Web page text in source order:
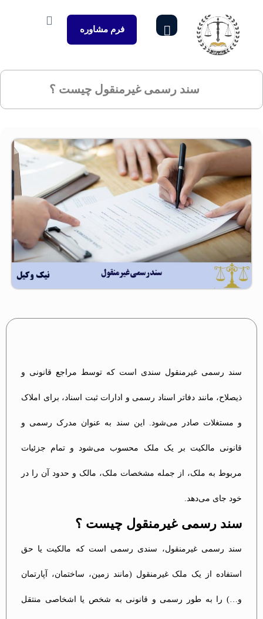
فرم مشاوره
سند رسمی غیرمنقول چیست ؟
سند رسمی غیرمنقول سندی است که توسط مراجع قانونی و
ذیصلاح، مانند دفاتر اسناد رسمی و ادارات ثبت اسناد، برای املاک
و مستغلات صادر می‌شود. این سند به عنوان مدرک رسمی و
قانونی مالکیت بر یک ملک محسوب می‌شود و تمام جزئیات
مربوط به ملک، از جمله مشخصات ملک، مالک و حدود آن را در
خود جای می‌دهد.
سند رسمی غیرمنقول چیست ؟
سند رسمی غیرمنقول، سندی رسمی است که مالکیت یا حق
استفاده از یک ملک غیرمنقول (مانند زمین، ساختمان، آپارتمان
و…) را به طور رسمی و قانونی به شخص یا اشخاصی منتقل